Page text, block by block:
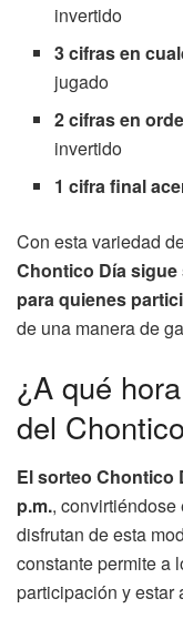
invertido
3 cifras en
jugado
2 cifras en
invertido
1 cifra final
Con esta variedad
Chontico Día
para quienes
de una manera de
¿A qué
del
El sorteo Chontico
p.m.,
disfrutan de esta
constante permite a
participación y estar